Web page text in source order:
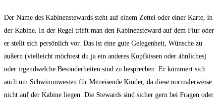
Der Name des Kabinenstewards steht auf einem Zettel oder einer Karte, in
der Kabine. In der Regel trifft man den Kabinensteward auf dem Flur oder
er stellt sich persönlich vor. Das ist eine gute Gelegenheit, Wünsche zu
äußern (vielleicht möchtest du ja ein anderes Kopfkissen oder ähnliches)
oder irgendwelche Besonderheiten sind zu besprechen. Er kümmert sich
auch um Schwimmwesten für Mitreisende Kinder, da diese normalerweise
nicht auf der Kabine liegen. Die Stewards sind sicher gern bei Fragen oder